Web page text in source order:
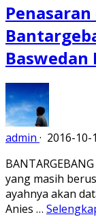
Penasaran
admin · 2016-10-
yang masih
ayahnya akan
Anies …